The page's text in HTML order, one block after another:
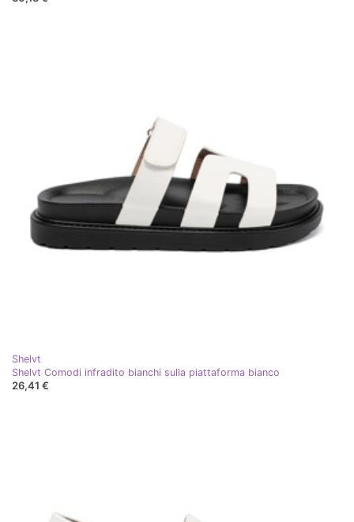
Shelvt
Shelvt Comodi infradito bianchi sulla piattaforma bianco
26,41 €